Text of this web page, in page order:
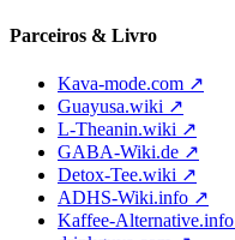
Parceiros & Livro
Kava-mode.com ↗
Guayusa.wiki ↗
L-Theanin.wiki ↗
GABA-Wiki.de ↗
Detox-Tee.wiki ↗
ADHS-Wiki.info ↗
Kaffee-